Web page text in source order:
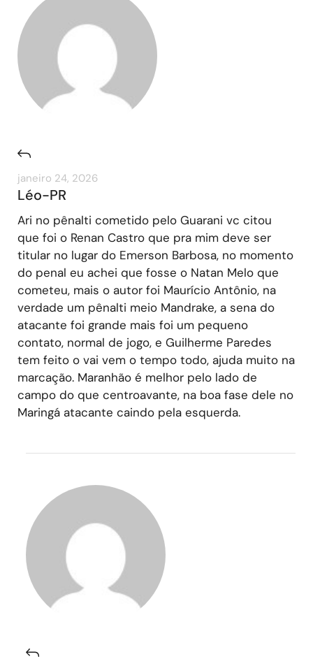
janeiro 24, 2026
Léo-PR
Ari no pênalti cometido pelo Guarani vc citou
que foi o Renan Castro que pra mim deve ser
titular no lugar do Emerson Barbosa, no momento
do penal eu achei que fosse o Natan Melo que
cometeu, mais o autor foi Maurício Antônio, na
verdade um pênalti meio Mandrake, a sena do
atacante foi grande mais foi um pequeno
contato, normal de jogo, e Guilherme Paredes
tem feito o vai vem o tempo todo, ajuda muito na
marcação. Maranhão é melhor pelo lado de
campo do que centroavante, na boa fase dele no
Maringá atacante caindo pela esquerda.